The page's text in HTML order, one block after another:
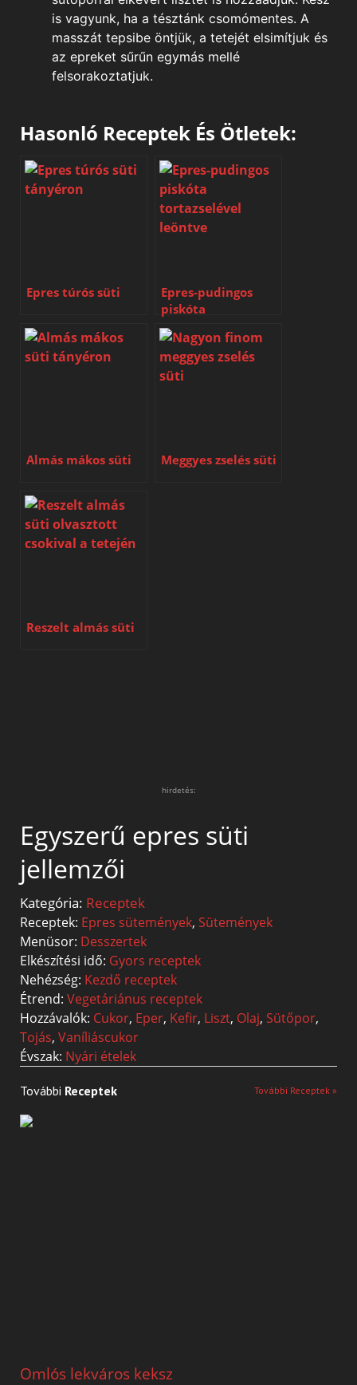
is vagyunk, ha a tésztánk csomómentes. A
masszát tepsibe öntjük, a tetejét elsimítjuk és
az epreket sűrűn egymás mellé
felsorakoztatjuk.
Hasonló Receptek És Ötletek:
Epres túrós süti
Epres-pudingos
piskóta
Almás mákos süti Meggyes zselés süti
Reszelt almás süti
hirdetés:
Egyszerű epres süti
jellemzői
Kategória: Receptek
Receptek: Epres sütemények, Sütemények
Menüsor: Desszertek
Elkészítési idő: Gyors receptek
Nehézség: Kezdő receptek
Étrend: Vegetáriánus receptek
Hozzávalók: Cukor, Eper, Kefir, Liszt, Olaj, Sütőpor,
Tojás, Vaníliáscukor
Évszak: Nyári ételek
További Receptek További Receptek »
Omlós lekváros keksz